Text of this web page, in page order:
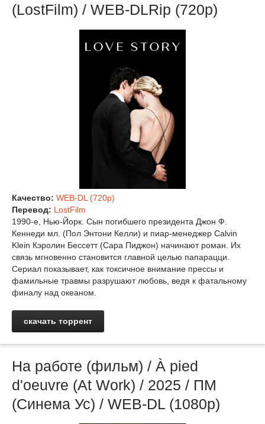
(LostFilm) / WEB-DLRip (720р)
Качество: WEB-DL (720p)
Перевод: LostFilm
1990-е, Нью-Йорк. Сын погибшего президента Джон Ф.
Кеннеди мл. (Пол Энтони Келли) и пиар-менеджер Calvin
Klein Кэролин Бессетт (Сара Пиджон) начинают роман. Их
связь мгновенно становится главной целью папарацци.
Сериал показывает, как токсичное внимание прессы и
фамильные травмы разрушают любовь, ведя к фатальному
финалу над океаном.
скачать торрент
На работе (фильм) / À pied
d'oeuvre (At Work) / 2025 / ПМ
(Синема Ус) / WEB-DL (1080р)